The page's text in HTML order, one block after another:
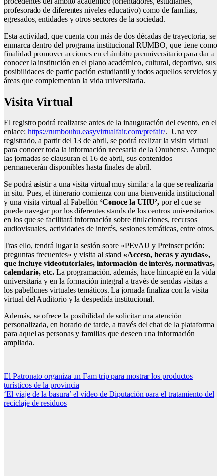
profesorado de diferentes niveles educativo) como de familias,
egresados, entidades y otros sectores de la sociedad.
Esta actividad, que cuenta con más de dos décadas de trayectoria, se
enmarca dentro del programa institucional RUMBO, que tiene como
finalidad promover acciones en el ámbito preuniversitario para dar a
conocer la institución en el plano académico, cultural, deportivo, sus
posibilidades de participación estudiantil y todos aquellos servicios y
áreas que complementan la vida universitaria.
Visita Virtual
El registro podrá realizarse antes de la inauguración del evento, en el
enlace: https://rumbouhu.easyvirtualfair.com/prefair/. Una vez
registrado, a partir del 13 de abril, se podrá realizar la visita virtual
para conocer toda la información necesaria de la Onubense. Aunque
las jornadas se clausuran el 16 de abril, sus contenidos
permanecerán disponibles hasta finales de abril.
Se podrá asistir a una visita virtual muy similar a la que se realizaría
in situ. Pues, el itinerario comienza con una bienvenida institucional
y una visita virtual al Pabellón ‘Conoce la UHU’, por el que se
puede navegar por los diferentes stands de los centros universitarios
en los que se facilitará información sobre titulaciones, recursos
audiovisuales, actividades de interés, sesiones temáticas, entre otros.
Tras ello, tendrá lugar la sesión sobre «PEvAU y Preinscripción:
preguntas frecuentes» y visita al stand «Acceso, becas y ayudas»,
que incluye videotutoriales, información de interés, normativas,
calendario, etc. La programación, además, hace hincapié en la vida
universitaria y en la formación integral a través de sendas visitas a
los pabellones virtuales temáticos. La jornada finaliza con la visita
virtual del Auditorio y la despedida institucional.
Además, se ofrece la posibilidad de solicitar una atención
personalizada, en horario de tarde, a través del chat de la plataforma
para aquellas personas y familias que deseen una información
ampliada.
Navegación
de
entradas
El Patronato organiza un Fam trip para mostrar los productos
turísticos de la provincia
‘El viaje de la basura’ el vídeo de Diputación para el tratamiento del
reciclaje de residuos